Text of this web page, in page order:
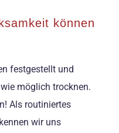
können
festgestellt und
möglich trocknen.
Als routiniertes
wir uns